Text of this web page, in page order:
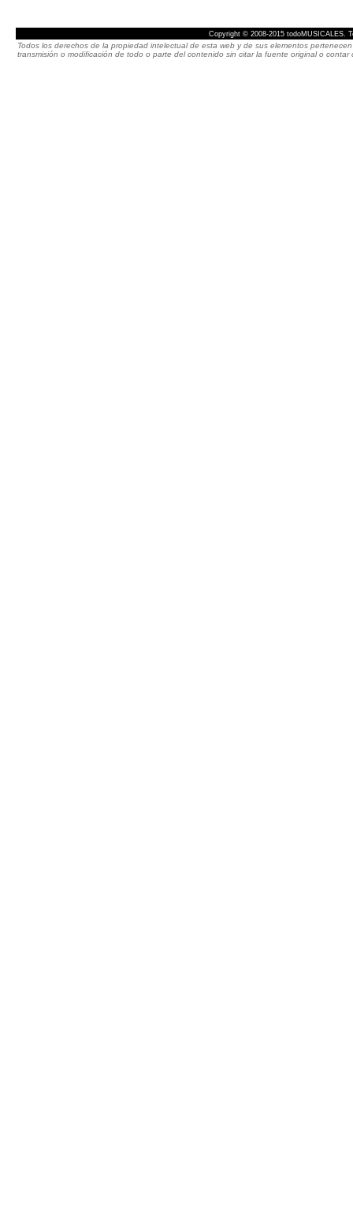
Copyright © 2008-2015 todoMUSICALES.
Todos los derechos de la propiedad intelectual de esta web y de sus elementos
transmisión o modificación de todo o parte del contenido sin citar la fuente original o